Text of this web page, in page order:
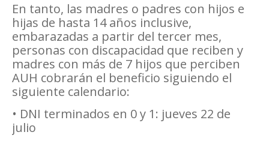
En tanto, las madres o padres con hijos e
hijas de hasta 14 años inclusive,
embarazadas a partir del tercer mes,
personas con discapacidad que reciben y
madres con más de 7 hijos que perciben
AUH cobrarán el beneficio siguiendo el
siguiente calendario:
• DNI terminados en 0 y 1: jueves 22 de
julio